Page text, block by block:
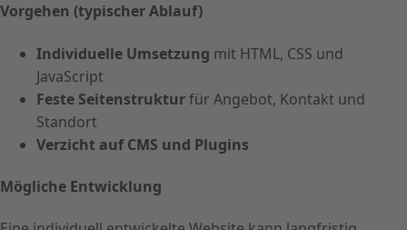
Vorgehen (typischer Ablauf)
Individuelle Umsetzung mit HTML, CSS und
JavaScript
Feste Seitenstrukturfür Angebot, Kontakt und
Standort
Verzicht auf CMS und Plugins
Mögliche Entwicklung